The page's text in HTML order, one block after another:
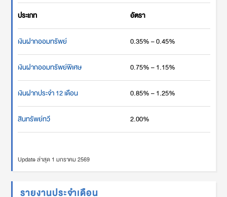
ประเภท อัตรา
เงินฝากออมทรัพย์ 0.35% – 0.45%
เงินฝากออมทรัพย์พิเศษ 0.75% – 1.15%
เงินฝากประจำ 12 เดือน 0.85% – 1.25%
สินทรัพย์ทวี 2.00%
Update ล่าสุด 1 มกราคม 2569
รายงานประจำเดือน